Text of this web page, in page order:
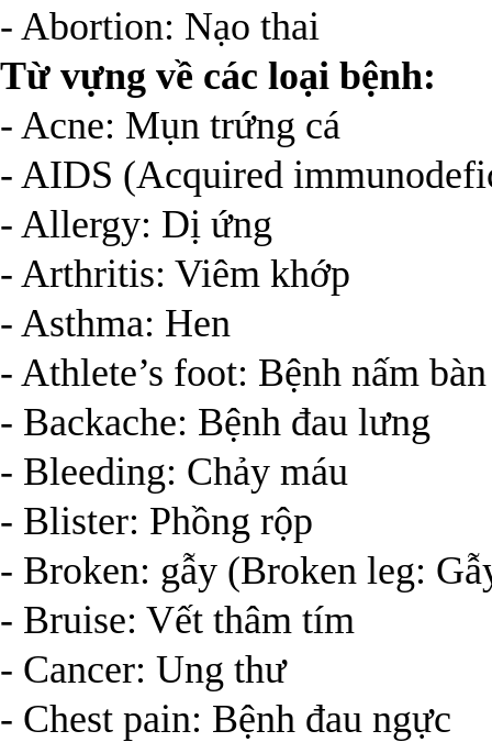
- Abortion: Nạo thai
Từ vựng về các loại bệnh:
- Acne: Mụn trứng cá
- AIDS (Acquired
- Allergy: Dị ứng
- Arthritis: Viêm khớp
- Asthma: Hen
- Athlete’s foot: Bệnh nấm
- Backache: Bệnh đau lưng
- Bleeding: Chảy máu
- Blister: Phồng rộp
- Broken: gẫy (Broken leg:
- Bruise: Vết thâm tím
- Cancer: Ung thư
- Chest pain: Bệnh đau ngực